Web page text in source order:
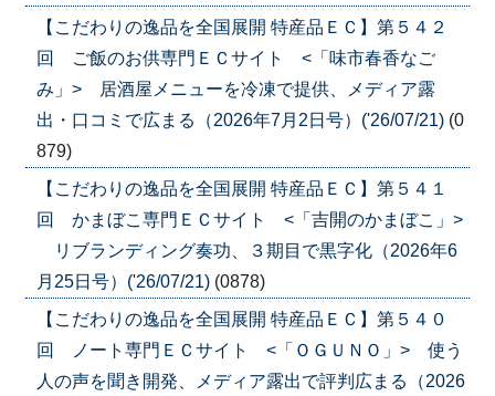
【こだわりの逸品を全国展開 特産品ＥＣ】第５４２
回 ご飯のお供専門ＥＣサイト <「味市春香なご
み」> 居酒屋メニューを冷凍で提供、メディア露
出・口コミで広まる（2026年7月2日号）('26/07/21) (0
879)
【こだわりの逸品を全国展開 特産品ＥＣ】第５４１
回 かまぼこ専門ＥＣサイト <「吉開のかまぼこ」>
リブランディング奏功、３期目で黒字化（2026年6
月25日号）('26/07/21) (0878)
【こだわりの逸品を全国展開 特産品ＥＣ】第５４０
回 ノート専門ＥＣサイト <「ＯＧＵＮＯ」> 使う
人の声を聞き開発、メディア露出で評判広まる（2026